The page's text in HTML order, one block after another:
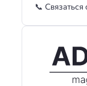
📞 Связаться